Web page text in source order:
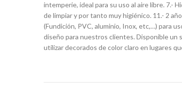
intemperie, ideal para su uso al aire libre. 7.-
de limpiar y por tanto muy higiénico. 11.- 2
(Fundición, PVC, aluminio, Inox, etc,…) para
diseño para nuestros clientes. Disponible un
utilizar decorados de color claro en lugares